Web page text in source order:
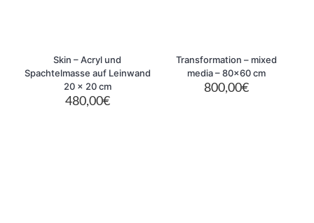
Skin – Acryl und
Spachtelmasse auf Leinwand
20 x 20 cm
480,00€
Transformation – mixed
media – 80×60 cm
800,00€